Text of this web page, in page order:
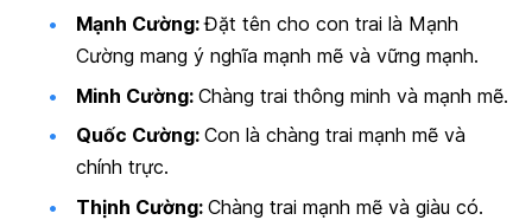
Mạnh Cường:Đặt tên cho con trai là Mạnh
Cường mang ý nghĩa mạnh mẽ và vững mạnh.
Minh Cường: Chàng trai thông minh và mạnh mẽ.
Quốc Cường: Con là chàng trai mạnh mẽ và
chính trực.
Thịnh Cường: Chàng trai mạnh mẽ và giàu có.